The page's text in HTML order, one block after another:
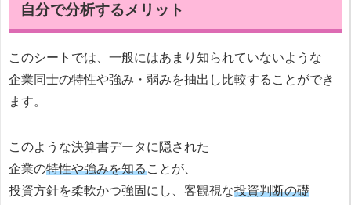
自分で分析するメリット
このシートでは、一般にはあまり知られていないような
企業同士の特性や強み・弱みを抽出し比較することができ
ます。
このような決算書データに隠された
企業の特性や強みを知ることが、
投資方針を柔軟かつ強固にし、客観視な投資判断の礎